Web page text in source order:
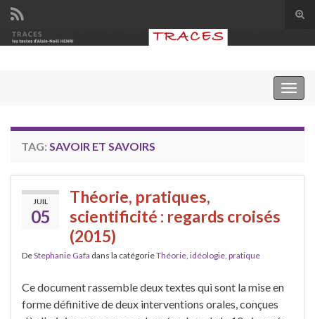
Search for:
TAG: SAVOIR ET SAVOIRS
JUIL
05
Théorie, pratiques,
scientificité : regards croisés
(2015)
DeStephanie Gafa dans la catégorieThéorie, idéologie, pratique
Ce document rassemble deux textes qui sont la mise en
forme définitive de deux interventions orales, conçues